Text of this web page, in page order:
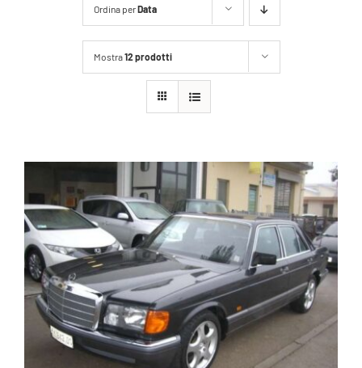
Ordina perData
Mostra12 prodotti